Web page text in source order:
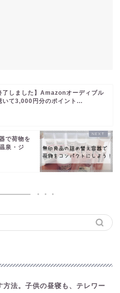
了しました】Amazonオーディブル
いて3,000円分のポイント...
で荷物を
泉・ジ
方法。子供の昼寝も、テレワー